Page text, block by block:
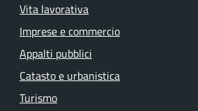
Vita lavorativa
Imprese e commercio
Appalti pubblici
Catasto e urbanistica
Turismo